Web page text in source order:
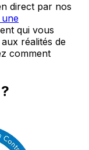
direct par nos
qui vous
réalités de
comment